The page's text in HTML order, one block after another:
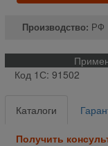
Производство: РФ
Код 1С: 91502
Каталоги
Получить